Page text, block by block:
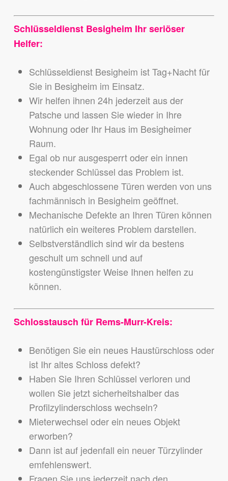
Schlüsseldienst Besigheim Ihr seriöser
Helfer:
Schlüsseldienst Besigheim ist Tag+Nacht für
Sie in Besigheim im Einsatz.
Wir helfen ihnen 24h jederzeit aus der
Patsche und lassen Sie wieder in Ihre
Wohnung oder Ihr Haus im Besigheimer
Raum.
Egal ob nur ausgesperrt oder ein innen
steckender Schlüssel das Problem ist.
Auch abgeschlossene Türen werden von uns
fachmännisch in Besigheim geöffnet.
Mechanische Defekte an Ihren Türen können
natürlich ein weiteres Problem darstellen.
Selbstverständlich sind wir da bestens
geschult um schnell und auf
kostengünstigster Weise Ihnen helfen zu
können.
Schlosstausch für Rems-Murr-Kreis:
Benötigen Sie ein neues Haustürschloss oder
ist Ihr altes Schloss defekt?
Haben Sie Ihren Schlüssel verloren und
wollen Sie jetzt sicherheitshalber das
Profilzylinderschloss wechseln?
Mieterwechsel oder ein neues Objekt
erworben?
Dann ist auf jedenfall ein neuer Türzylinder
emfehlenswert.
Fragen Sie uns jederzeit nach den